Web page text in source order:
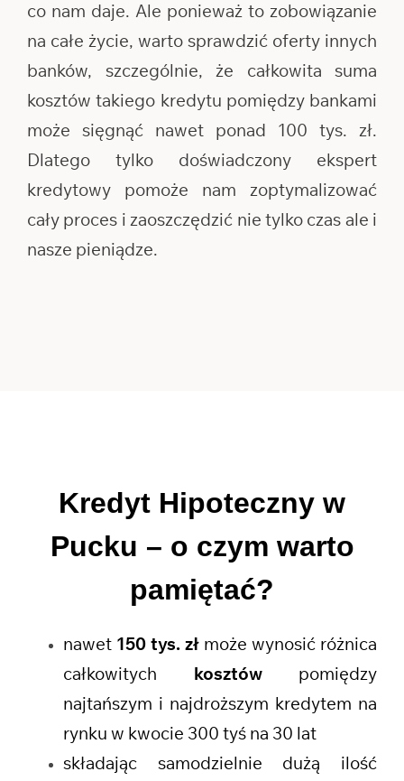
co nam daje. Ale ponieważ to zobowiązanie
na całe życie, warto sprawdzić oferty innych
banków, szczególnie, że całkowita suma
kosztów takiego kredytu pomiędzy bankami
może sięgnąć nawet ponad 100 tys. zł.
Dlatego tylko doświadczony ekspert
kredytowy pomoże nam zoptymalizować
cały proces i zaoszczędzić nie tylko czas ale i
nasze pieniądze.
Kredyt Hipoteczny w
Pucku – o czym warto
pamiętać?
nawet 150 tys. zł może wynosić różnica
całkowitych kosztówpomiędzy
najtańszym i najdroższym kredytem na
rynku w kwocie 300 tyś na 30 lat
składając samodzielnie dużą ilość